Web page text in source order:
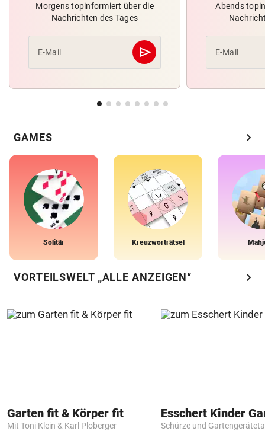
Morgens topinformiert über die
Nachrichten des Tages
E-Mail send
Abschicken
Abends
E-Mail
GAMES chevron_right
Solitär Kreuzworträtsel
VORTEILSWELT „ALLE ANZEIGEN“ chevron_right
Garten fit & Körper fit
Mit Toni Klein & Karl Ploberger Schürze und